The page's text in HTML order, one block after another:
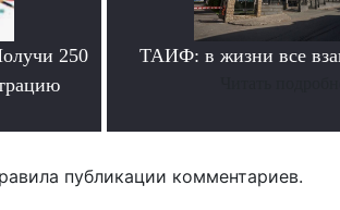
250
ТАИФ: в жизни все
публикации комментариев.